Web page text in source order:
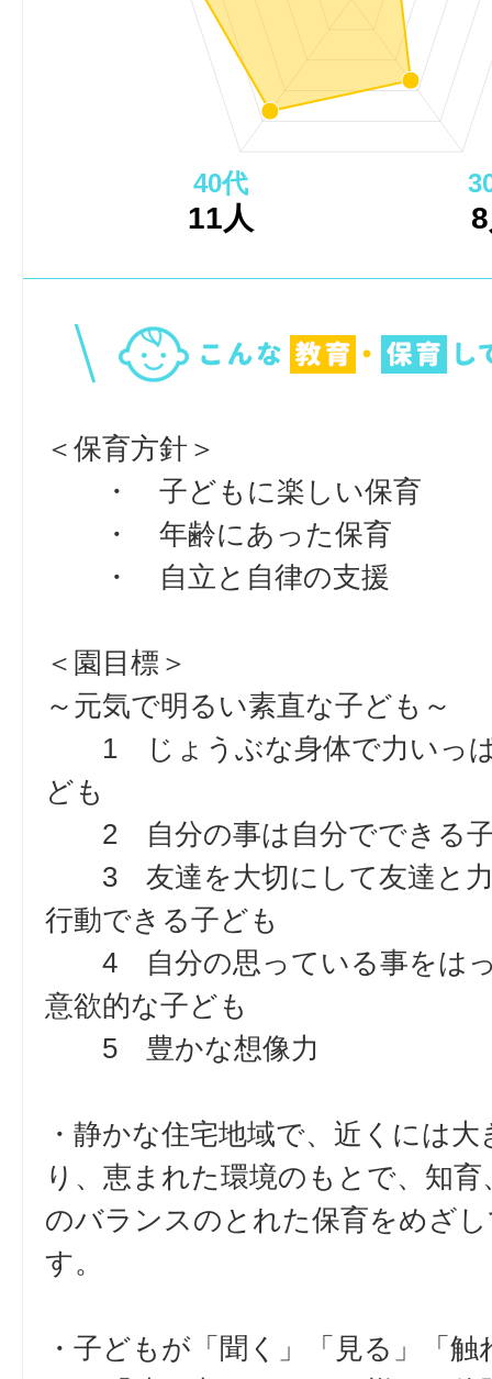
40代
11人
＜保育方針＞
・ 子どもに楽しい保育
・ 年齢にあった保育
・ 自立と自律の支援
＜園目標＞
～元気で明るい素直な子ども～
1 じょうぶな身体で力いっぱ
ども
2 自分の事は自分でできる
3 友達を大切にして友達と力
行動できる子ども
4 自分の思っている事をはっ
意欲的な子ども
5 豊かな想像力
・静かな住宅地域で、近くには
り、恵まれた環境のもとで、知育
のバランスのとれた保育をめざ
す。
・子どもが「聞く」「見る」「